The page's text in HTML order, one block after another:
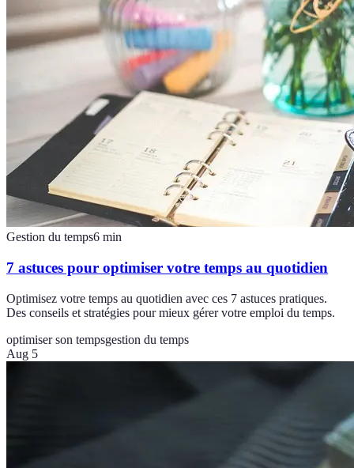
Gestion du temps6 min
7 astuces pour optimiser votre temps au quotidien
Optimisez votre temps au quotidien avec ces 7 astuces pratiques.
Des conseils et stratégies pour mieux gérer votre emploi du temps.
optimiser son tempsgestion du temps
Aug 5